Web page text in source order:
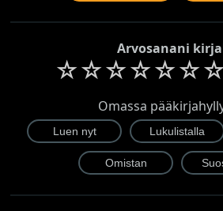
Arvosanani
☆☆☆☆☆☆☆
Omassa